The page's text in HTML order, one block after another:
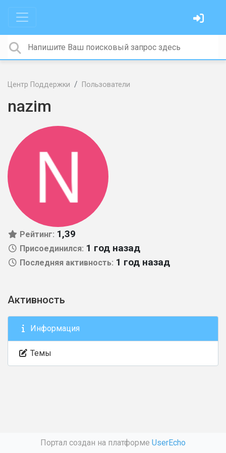
Центр Поддержки Пользователи
nazim
Рейтинг: 1,39
Присоединился: 1 год назад
Последняя активность: 1 год назад
Активность
Информация
Темы
Портал создан на платформе UserEcho